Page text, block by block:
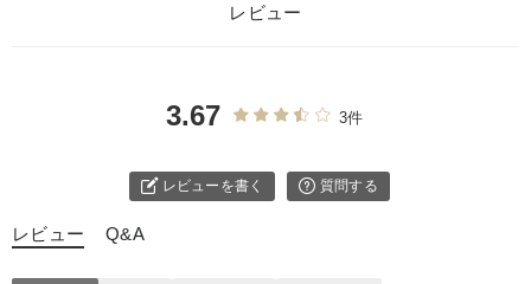
レビュー
3.67 3件
レビューを書く 質問する
レビュー Q&A